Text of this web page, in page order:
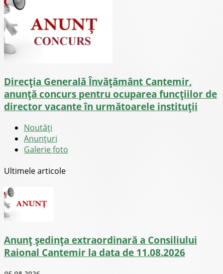
Direcţia Generală Învăţământ Cantemir,
anunță concurs pentru ocuparea funcţiilor de
director vacante în următoarele instituții
Noutăţi
Anunţuri
Galerie foto
Ultimele articole
Anunț ședința extraordinară a Consiliului
Raional Cantemir la data de 11.08.2026